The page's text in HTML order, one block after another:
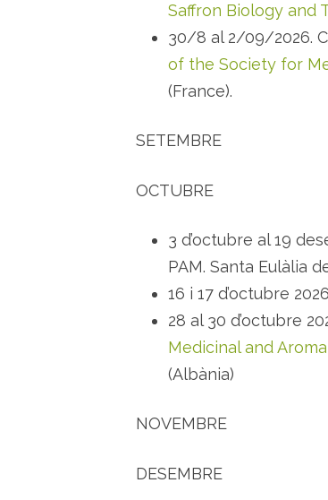
Saffron Biology and
30/8 al 2/09/2026.
of the Society for
(France).
SETEMBRE
OCTUBRE
3 d’octubre al 19
PAM. Santa Eulàlia
16 i 17 d’octubre
28 al 30 d’octubre
Medicinal and
(Albània)
NOVEMBRE
DESEMBRE